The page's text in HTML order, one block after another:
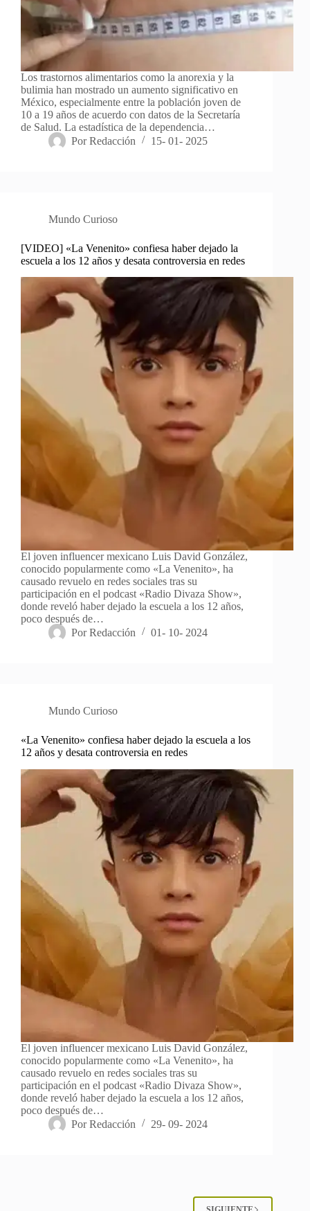
Los trastornos alimentarios como la anorexia y la
bulimia han mostrado un aumento significativo en
México, especialmente entre la población joven de
10 a 19 años de acuerdo con datos de la Secretaría
de Salud. La estadística de la dependencia…
Por Redacción 15- 01- 2025
Mundo Curioso
[VIDEO] «La Venenito» confiesa haber dejado la
escuela a los 12 años y desata controversia en redes
El joven influencer mexicano Luis David González,
conocido popularmente como «La Venenito», ha
causado revuelo en redes sociales tras su
participación en el podcast «Radio Divaza Show»,
donde reveló haber dejado la escuela a los 12 años,
poco después de…
Por Redacción 01- 10- 2024
Mundo Curioso
«La Venenito» confiesa haber dejado la escuela a los
12 años y desata controversia en redes
El joven influencer mexicano Luis David González,
conocido popularmente como «La Venenito», ha
causado revuelo en redes sociales tras su
participación en el podcast «Radio Divaza Show»,
donde reveló haber dejado la escuela a los 12 años,
poco después de…
Por Redacción 29- 09- 2024